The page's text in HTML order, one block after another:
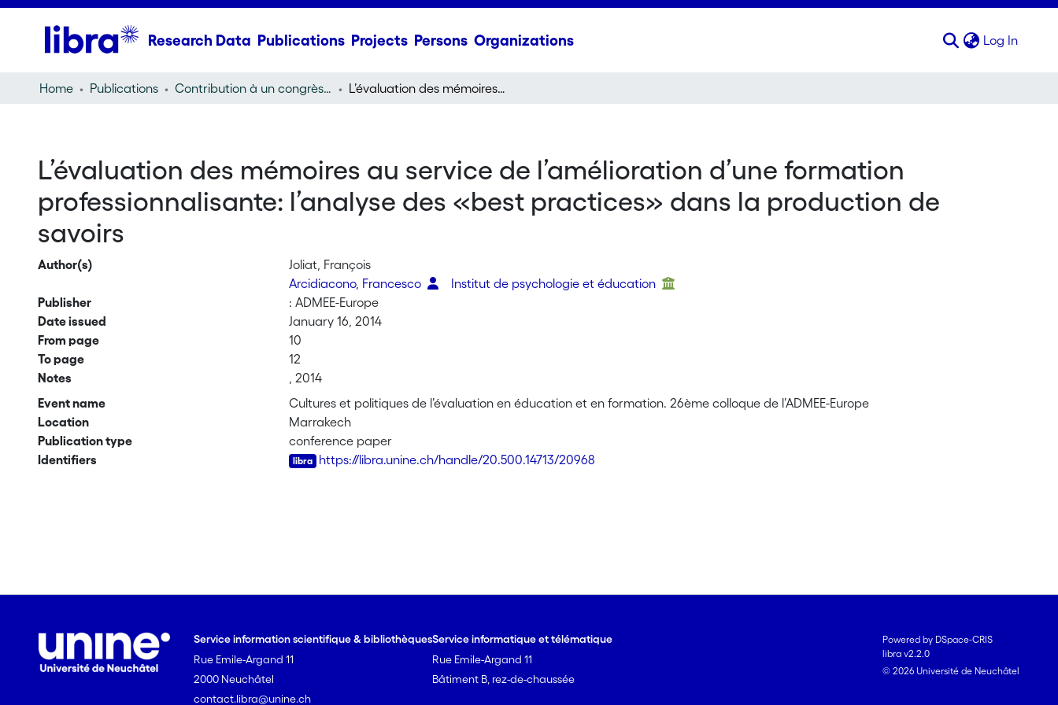
Research Data Publications Projects Persons Organizations Log In
Home Publications Contribution à un congrès (conference paper) L’évaluation des mémoires au service de l’amélioration d’une formation professionnalisante: l’analyse des «best practices» dans la production de savoirs
L’évaluation des mémoires au service de l’amélioration d’une formation
professionnalisante: l’analyse des «best practices» dans la production de
savoirs
Author(s)
Joliat, François
Arcidiacono, Francesco
Institut de psychologie et éducation
Publisher
: ADMEE-Europe
Date issued
January 16, 2014
From page
10
To page
12
Notes
, 2014
Event name
Cultures et politiques de l’évaluation en éducation et en formation. 26ème colloque de l’ADMEE-Europe
Location
Marrakech
Publication type
conference paper
Identifiers
https://libra.unine.ch/handle/20.500.14713/20968
Service information scientifique & bibliothèques
Rue Emile-Argand 11
2000 Neuchâtel
contact.libra@unine.ch
Service informatique et télématique
Rue Emile-Argand 11
Bâtiment B, rez-de-chaussée
Powered by DSpace-CRIS
libra v2.2.0
© 2026 Université de Neuchâtel